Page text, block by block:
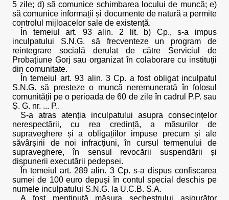
5 zile; d) să comunice schimbarea locului de muncă; e)
să comunice informații și documente de natură a permite
controlul mijloacelor sale de existență.
În temeiul art. 93 alin. 2 lit. b) Cp., s-a impus
inculpatului S.N.G. să frecventeze un program de
reintegrare socială derulat de către Serviciul de
Probațiune Gorj sau organizat în colaborare cu instituții
din comunitate.
În temeiul art. 93 alin. 3 Cp. a fost obligat inculpatul
S.N.G. să presteze o muncă neremunerată în folosul
comunității pe o perioada de 60 de zile în cadrul P.P. sau
Ș. G. nr. ... P..
S-a atras atenția inculpatului asupra consecințelor
nerespectării, cu rea credință, a măsurilor de
supraveghere și a obligațiilor impuse precum și ale
săvârșirii de noi infracțiuni, în cursul termenului de
supraveghere, în sensul revocării suspendării și
dispunerii executării pedepsei.
În temeiul art. 289 alin. 3 Cp. s-a dispus confiscarea
sumei de 100 euro depuși în contul special deschis pe
numele inculpatului S.N.G. la U.C.B. S.A.
A fost menținută măsura sechestrului asigurător